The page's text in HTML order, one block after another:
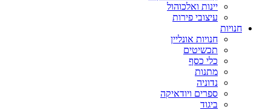
יינות ואלכוהול
עיצובי פירות
חנויות
חנויות אונליין
תכשיטים
כלי כסף
מתנות
נדוניה
ספרים ויודאיקה
ביגוד